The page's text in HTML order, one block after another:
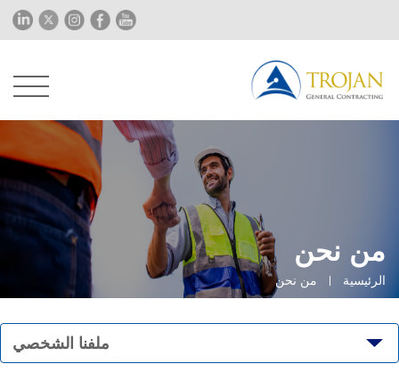
من نحن
الرئيسية من نحن
ملفنا الشخصي